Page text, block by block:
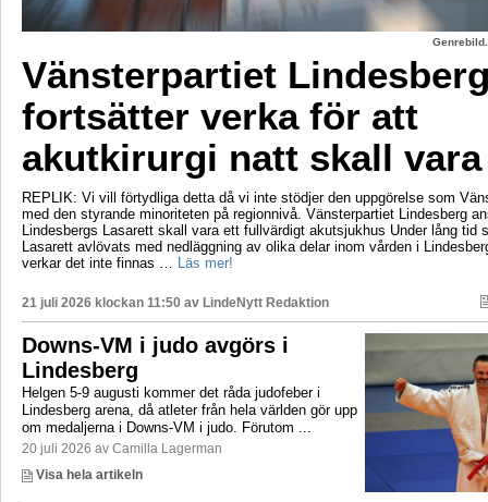
Vänsterpartiet
fortsätter verka för att
akutkirurgi natt skall
REPLIK: Vi vill förtydliga detta då vi inte stödjer den uppgörelse som
med den styrande minoriteten på regionnivå. Vänsterpartiet Lindesberg
Lindesbergs Lasarett skall vara ett fullvärdigt akutsjukhus Under lång tid
Lasarett avlövats med nedläggning av olika delar inom vården i
verkar det inte finnas …
Läs mer!
21 juli 2026 klockan 11:50 av LindeNytt Redaktion
Downs-VM i judo avgörs i
Lindesberg
Helgen 5-9 augusti kommer det råda judofeber i
Lindesberg arena, då atleter från hela världen gör upp
om medaljerna i Downs-VM i judo. Förutom ...
20 juli 2026 av Camilla Lagerman
Visa hela artikeln